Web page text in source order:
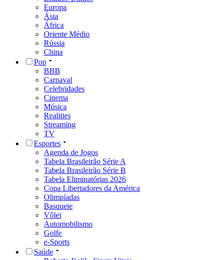
Europa
Ásia
África
Oriente Médio
Rússia
China
Pop
BBB
Carnaval
Celebridades
Cinema
Música
Realities
Streaming
TV
Esportes
Agenda de Jogos
Tabela Brasileirão Série A
Tabela Brasileirão Série B
Tabela Eliminatórias 2026
Copa Libertadores da América
Olimpíadas
Basquete
Vôlei
Automobilismo
Golfe
e-Sports
Saúde